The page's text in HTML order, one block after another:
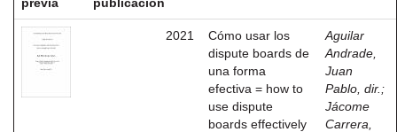
2021
Cómo usar los
dispute boards de
una forma
efectiva = how to
use dispute
boards effectively
Aguilar
Andrade,
Juan
Pablo, dir. ;
Jácome
Carrera,